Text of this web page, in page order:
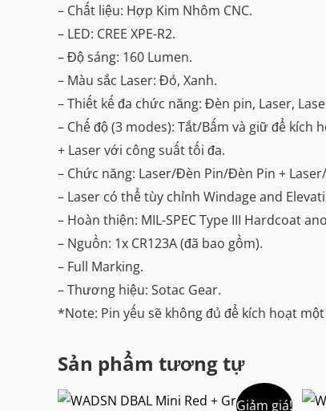
– Chất liệu: Hợp Kim Nhôm CNC.
– LED: CREE XPE-R2.
– Độ sáng: 160 Lumen.
– Màu sắc Laser: Đỏ, Xanh.
– Thiết kế đa chức năng: Đèn pin, Laser,
– Chế độ (3 modes): Tắt/Bấm và giữ để
+ Laser với công suất tối đa.
– Chức năng: Laser/Đèn Pin/Đèn Pin +
– Laser có thể tùy chỉnh Windage and
– Hoàn thiện: MIL-SPEC Type III Hardcoat
– Nguồn: 1x CR123A (đã bao gồm).
– Full Marking.
– Thương hiệu: Sotac Gear.
*Note: Pin yếu sẽ không đủ để kích hoạt
Sản phẩm tương tự
Giảm giá!